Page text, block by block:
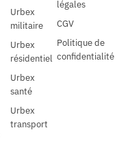
Urbex
militaire
Urbex
résidentiel
Urbex
santé
Urbex
transport
légales
CGV
Politique de
confidentialité